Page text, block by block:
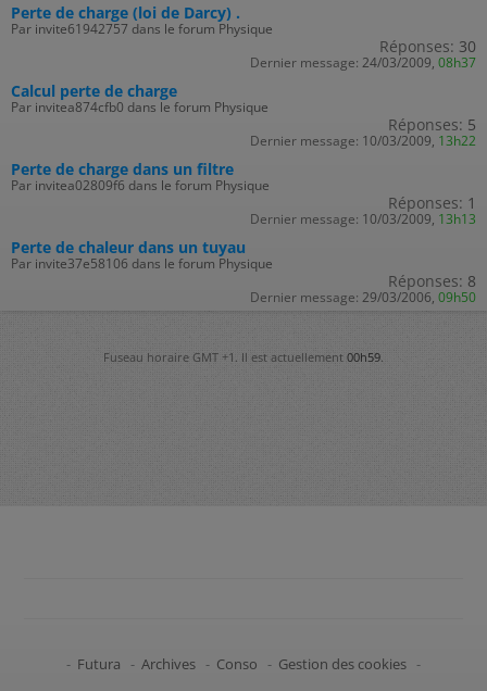
Perte de charge (loi de Darcy) .
Par invite61942757 dans le forum Physique
Réponses: 30
Dernier message: 24/03/2009, 08h37
Calcul perte de charge
Par invitea874cfb0 dans le forum Physique
Réponses: 5
Dernier message: 10/03/2009, 13h22
Perte de charge dans un filtre
Par invitea02809f6 dans le forum Physique
Réponses: 1
Dernier message: 10/03/2009, 13h13
Perte de chaleur dans un tuyau
Par invite37e58106 dans le forum Physique
Réponses: 8
Dernier message: 29/03/2006, 09h50
Fuseau horaire GMT +1. Il est actuellement 00h59
- Futura - Archives - Conso - Gestion des cookies -